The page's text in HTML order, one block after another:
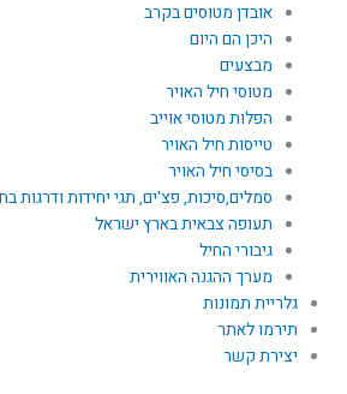
אובדן מטוסים בקרב
היכן הם היום
מבצעים
מטוסי חיל האויר
הפלות מטוסי אוייב
טייסות חיל האויר
בסיסי חיל האויר
סמלים,סיכות, פצ'ים, תגי יחידות ודרגות
תעופה צבאית בארץ ישראל
גיבורי החיל
מערך ההגנה האווירית
גלריית תמונות
תירמו לאתר
יצירת קשר